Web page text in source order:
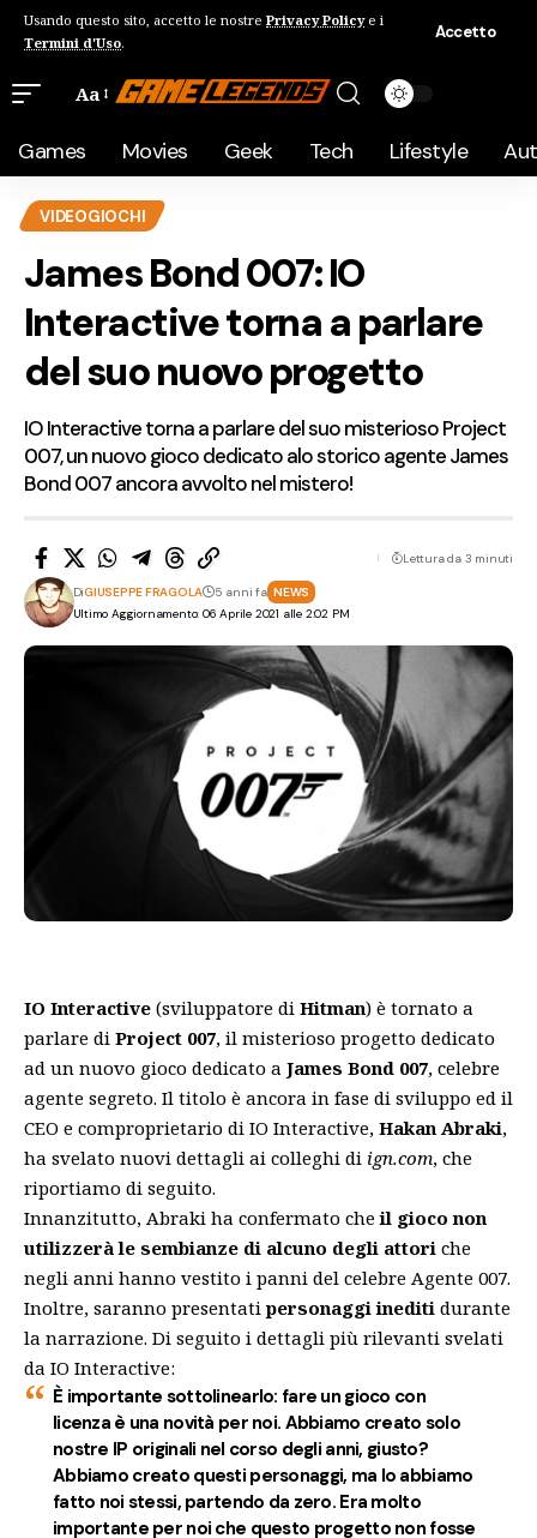
Usando questo sito, accetto le nostre Privacy Policye i
Termini d'Uso.
Accetto
Aa
Games Movies Geek Tech Lifestyle
VIDEOGIOCHI
James Bond 007: IO
Interactive torna a parlare
del suo nuovo progetto
IO Interactive torna a parlare del suo misterioso Project
007, un nuovo gioco dedicato alo storico agente James
Bond 007 ancora avvolto nel mistero!
Ultimo Aggiornamento: 06 Aprile 2021 alle 2:02 PM
DiGIUSEPPE FRAGOLA 5 anni fa NEWS
Lettura da 3 minuti
IO Interactive (sviluppatore di Hitman) è tornato a
parlare di Project 007, il misterioso progetto dedicato
ad un nuovo gioco dedicato a James Bond 007, celebre
agente segreto. Il titolo è ancora in fase di sviluppo ed il
CEO e comproprietario di IO Interactive, Hakan Abraki,
ha svelato nuovi dettagli ai colleghi di ign.com, che
riportiamo di seguito.
Innanzitutto, Abraki ha confermato cheil gioco non
utilizzerà le sembianze di alcuno degli attori che
negli anni hanno vestito i panni del celebre Agente 007.
Inoltre, saranno presentati personaggi inediti durante
la narrazione. Di seguito i dettagli più rilevanti svelati
da IO Interactive:
È importante sottolinearlo: fare un gioco con
licenza è una novità per noi. Abbiamo creato solo
nostre IP originali nel corso degli anni, giusto?
Abbiamo creato questi personaggi, ma lo abbiamo
fatto noi stessi, partendo da zero. Era molto
importante per noi che questo progetto non fosse